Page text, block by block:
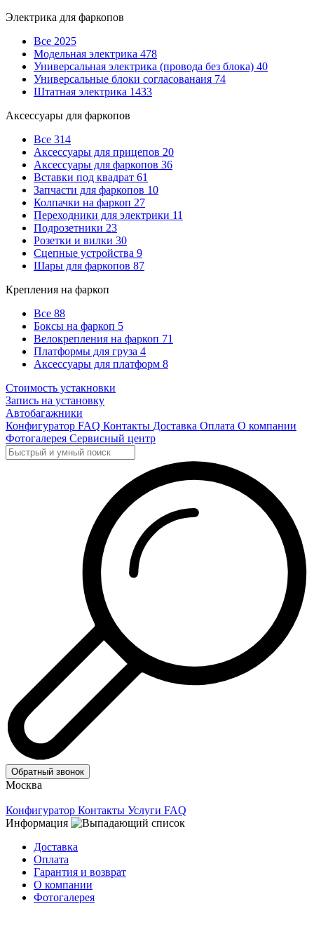
Электрика для фаркопов
Все 2025
Модельная электрика 478
Универсальная электрика (провода без блока) 40
Универсальные блоки согласованаия 74
Штатная электрика 1433
Аксессуары для фаркопов
Все 314
Аксессуары для прицепов 20
Аксессуары для фаркопов 36
Вставки под квадрат 61
Запчасти для фаркопов 10
Колпачки на фаркоп 27
Переходники для электрики 11
Подрозетники 23
Розетки и вилки 30
Сцепные устройства 9
Шары для фаркопов 87
Крепления на фаркоп
Все 88
Боксы на фаркоп 5
Велокрепления на фаркоп 71
Платформы для груза 4
Аксессуары для платформ 8
Стоимость устакновки
Запись на установку
Автобагажники
Конфигуратор FAQ Контакты Доставка Оплата О компании
Фотогалерея Сервисный центр
Обратный звонок
Москва
Конфигуратор Контакты Услуги FAQ
Информация
Доставка
Оплата
Гарантия и возврат
О компании
Фотогалерея